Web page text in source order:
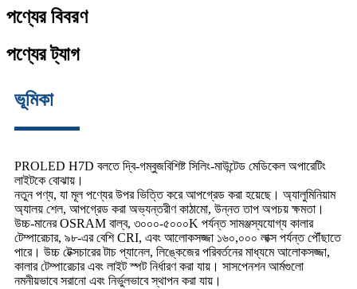
পণ্যের বিবরণ
পণ্যের ট্যাগ
ভূমিকা
PROLED H7D বলতে দ্বি-গম্বুজবিশিষ্ট সিলিং-মাউন্টেড মেডিকেল অপারেটিং
লাইটকে বোঝায়।
নতুন পণ্য, যা মূল পণ্যের উপর ভিত্তি করে আপগ্রেড করা হয়েছে। অ্যালুমিনিয়াম
অ্যালয় শেল, আপগ্রেড করা অভ্যন্তরীণ কাঠামো, উন্নত তাপ অপচয় ক্ষমতা।
উচ্চ-মানের OSRAM বাল্ব, ৩০০০-৫০০০K পর্যন্ত সামঞ্জস্যযোগ্য কালার
টেম্পারেচার, ৯৮-এর বেশি CRI, এবং আলোকসজ্জা ১৬০,০০০ লাক্স পর্যন্ত পৌঁছাতে
পারে। উচ্চ টেক্সচারের টাচ প্যানেল, লিঙ্কেজের পরিবর্তনের মাধ্যমে আলোকসজ্জা,
কালার টেম্পারেচার এবং লাইট স্পট নির্ধারণ করা যায়। সাসপেনশন আর্মগুলো
নমনীয়ভাবে সরানো এবং নির্ভুলভাবে স্থাপন করা যায়।